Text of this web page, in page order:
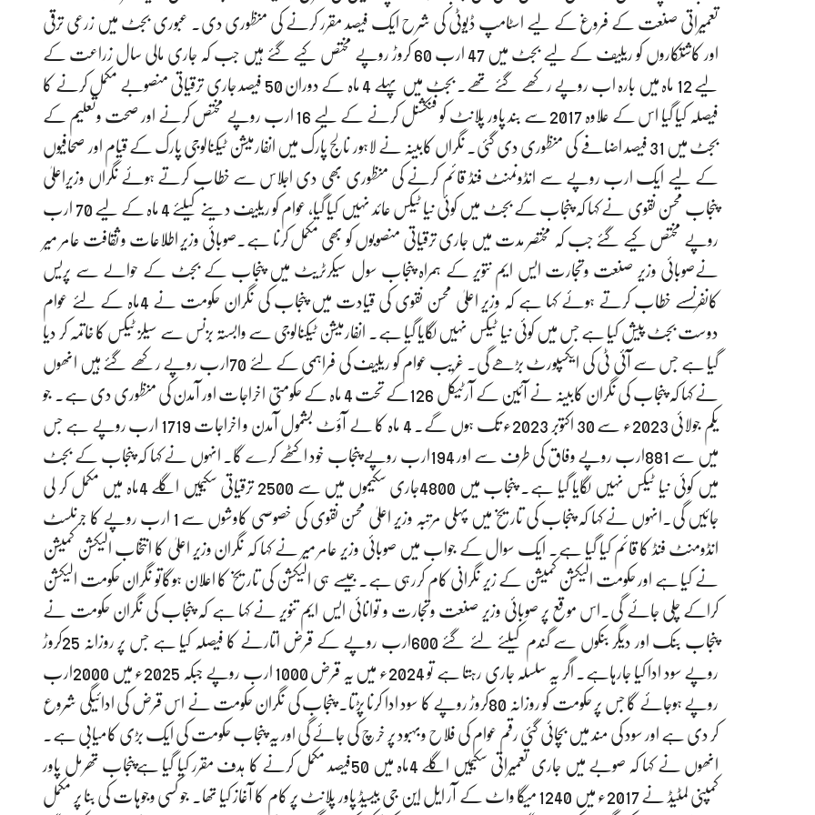
تعمیراتی صنعت کے فروغ کے لیے اسٹامپ ڈیوٹی کی شرح ایک فیصد مقرر کرنے کی منظوری دی. عبوری بجٹ میں زرعی ترقی
اور کاشتکاروں کو ریلیف کے لیے بجٹ میں 47 ارب 60 کروڑ روپے مختص کیے گئے ہیں جب کہ جاری مالی سال زراعت کے
لیے 12 ماہ میں بارہ اب روپے رکھے گئے تھے۔ بجٹ میں پہلے 4 ماہ کے دوران 50 فیصد جاری ترقیاتی منصوبے مکمل کرنے کا
فیصلہ کیا گیا اس کے علاوہ 2017 سے بند پاور پلانٹ کو فنکشنل کرنے کے لیے 16 ارب روپے مختص کرنے اور صحت وتعلیم کے
بجٹ میں 31 فیصد اضافے کی منظوری دی گئی. نگراں کابینہ نے لاہور نالج پارک میں انفارمیشن ٹیکنالوجی پارک کے قیام اور صحافیوں
کے لیے ایک ارب روپے سے انڈونمنٹ فنڈ قائم کرنے کی منظوری بھی دی اجلاس سے خطاب کرتے ہوئے نگراں وزیراعلیٰ
پنجاب محسن نقوی نے کہا کہ پنجاب کے بجٹ میں کوئی نیا ٹیکس عائد نہیں کیا گیا، عوام کو ریلیف دینے کیلئے 4 ماہ کے لیے 70 ارب
روپے مختص کیے گئے جب کہ مختصر مدت میں جاری ترقیاتی منصوبوں کو بھی مکمل کرنا ہے۔صوبائی وزیر اطلاعات و ثقافت عامر میر
نےصوبائی وزیر صنعت وتجارت ایس ایم نتویر کے ہمراہ پنجاب سول سیکرٹریٹ میں پنجاب کے بجٹ کے حوالے سے پریس
کانفرنسسے خطاب کرتے ہوئے کہا ہے کہ وزیر اعلیٰ محسن نقوی کی قیادت میں پنجاب کی نگران حکومت نے 4ماہ کے لئے عوام
دوست بجٹ پیش کیا ہے جس میں کوئی نیا ٹیکس نہیں لگایا گیا ہے۔ انفارمیشن ٹیکنالوجی سے وابستہ بزنس سے سیلز ٹیکس کا خاتمہ کر دیا
گیا ہے جس سے آئی ٹی کی ایکسپورٹ بڑھے گی۔ غریب عوام کو ریلیف کی فراہمی کے لئے 70ارب روپے رکھے گئے ہیں انھوں
نے کہا کہ پنجاب کی نگران کابینہ نے آئین کے آرٹیکل 126کے تحت 4 ماہ کے حکومتی اخراجات اور آمدن کی منظوری دی ہے۔ جو
یکم جولائی 2023ء سے 30 اکتوبر 2023ء تک ہوں گے۔ 4 ماہ کا لے آؤٹ بشمول آمدن و اخراجات 1719 ارب روپے ہے جس
میں سے 881ارب روپے وفاق کی طرف سے اور 194ارب روپے پنجاب خود اکٹھے کرے گا۔ انہوں نے کہا کہ پنجاب کے بجٹ
میں کوئی نیا ٹیکس نہیں لگایا گیا ہے۔ پنجاب میں 4800جاری سکیموں میں سے 2500 ترقیاتی سکیمیں اگلے 4ماہ میں مکمل کر لی
جائیں گی۔انہوں نے کہا کہ پنجاب کی تاریخ میں پہلی مرتبہ وزیر اعلیٰ محسن نقوی کی خصوصی کاوشوں سے 1 ارب روپے کا جرنلسٹ
انڈومنٹ فنڈ کا قائم کیا گیا ہے۔ ایک سوال کے جواب میں صوبائی وزیر عامر میر نے کہا کہ نگران وزیر اعلیٰ کا انتخاب الیکشن کمیشن
نے کیا ہے اور حکومت الیکشن کمیشن کے زیر نگرانی کام کررہی ہے۔جیسے ہی الیکشن کی تاریخ کا اعلان ہوگاتو نگران حکومت الیکشن
کراکے چلی جائے گی۔اس موقع پر صوبائی وزیر صنعت وتجارت و توانائی ایس ایم تنویر نے کہا ہے کہ پنجاب کی نگران حکومت نے
پنجاب بنک اور دیگر بنکوں سے گندم کیلئے لئے گئے 600ارب روپے کے قرض اتارنے کا فیصلہ کیا ہے جس پر روزانہ 25کروڑ
روپے سود ادا کیا جارہاہے۔ اگر یہ سلسلہ جاری رہتا ہے تو 2024ء میں یہ قرض 1000 ارب روپے جبکہ 2025ء میں 2000ارب
روپے ہوجائے گا جس پر حکومت کو روزانہ 80کروڑ روپے کا سود ادا کرنا پڑتا۔ پنجاب کی نگران حکومت نے اس قرض کی ادائیگی شروع
کر دی ہے اور سود کی مند میں بچائی گئی رقم عوام کی فلاح وبہبود پر خرچ کی جائے گی اور یہ پنجاب حکومت کی ایک بڑی کامیابی ہے۔
انھوں نے کہا کہ صوبے میں جاری تعمیراتی سکیمیں اگلے 4ماہ میں 50فیصد مکمل کرنے کا ہدف مقرر کیا گیا ہےپنجاب تھرمل پاور
کمپنی لمٹیڈ نے 2017ء میں 1240 میگا واٹ کے آر ایل این جی بیسیڈ پاور پلانٹ پر کام کا آغاز کیا تھا۔ جو کسی وجوہات کی بنا پر مکمل